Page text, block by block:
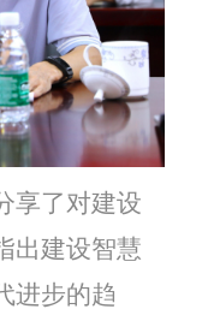
享了对建设
出建设智慧
进步的趋